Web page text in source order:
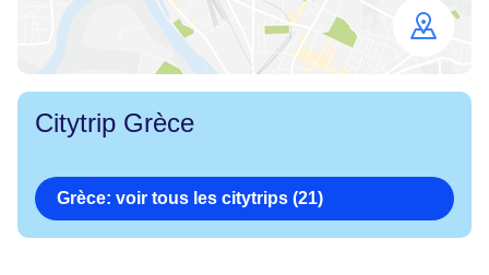
map
Citytrip Grèce
Grèce: voir tous les citytrips (21)